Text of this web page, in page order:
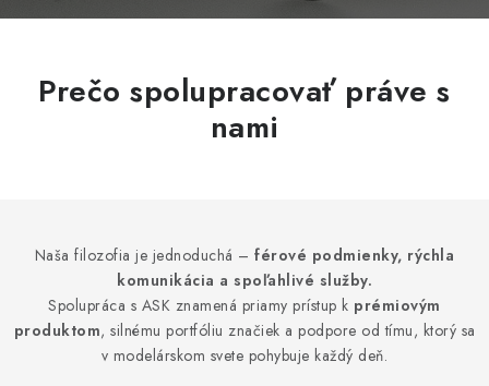
Prečo spolupracovať práve s
nami
Naša filozofia je jednoduchá –férové podmienky, rýchla
komunikácia a spoľahlivé služby.
Spolupráca s ASK znamená priamy prístup k prémiovým
produktom, silnému portfóliu značiek a podpore od tímu, ktorý sa
v modelárskom svete pohybuje každý deň.